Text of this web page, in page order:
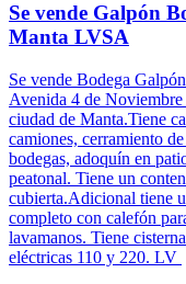
Se vende Galpón
Manta LVSA
Se vende Bodega
Avenida 4 de
ciudad de Manta.Tiene
camiones, cerramiento
bodegas, adoquín en
peatonal. Tiene un
cubierta.Adicional tiene
completo con calefón
lavamanos. Tiene
eléctricas 110 y 220. LV